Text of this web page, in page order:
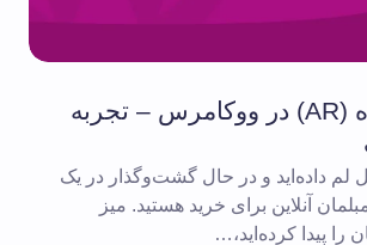
واقعیت افزوده (AR) در ووکامرس – تجربه
لم داده‌اید و در حال گشت‌وگذار در یک
آنلاین برای خرید هستید. میز
را پیدا کرده‌اید،…